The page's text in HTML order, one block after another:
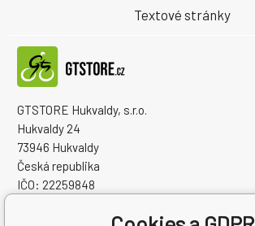
GTSTORE Hukvaldy, s.r.o.
Hukvaldy 24
73946 Hukvaldy
Česká republika
IČO: 22259848
Textové stránky